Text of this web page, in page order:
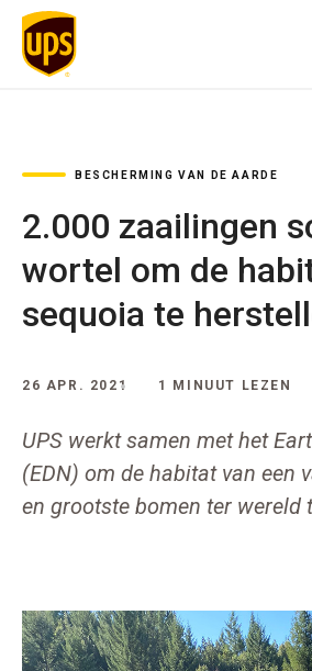
BESCHERMING VAN DE AARDE
2.000 zaailingen
wortel om de
sequoia te
26 APR. 2021 1 MINUUT LEZEN
UPS werkt samen met het
(EDN) om de habitat van een
en grootste bomen ter wereld